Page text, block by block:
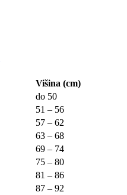
Višina (cm)
do 50
51 – 56
57 – 62
63 – 68
69 – 74
75 – 80
81 – 86
87 – 92